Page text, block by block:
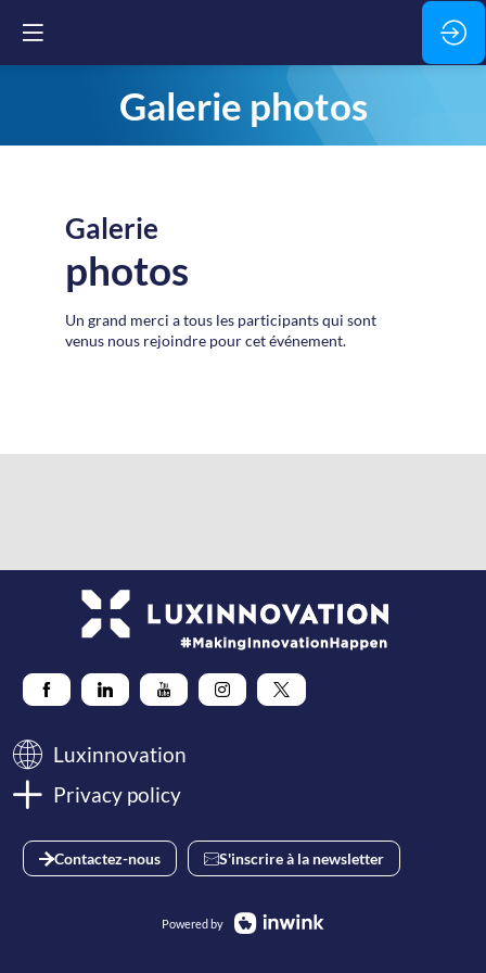
Galerie photos
Galerie
photos
Un grand merci a tous les participants qui sont
venus nous rejoindre pour cet événement.
Luxinnovation
Privacy policy
Contactez-nous S'inscrire à la newsletter
Powered by